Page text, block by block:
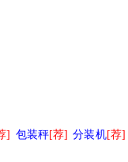
] 包装秤[荐] 分装机[荐]